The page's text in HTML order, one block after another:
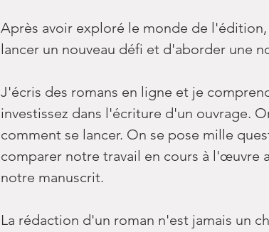
Après avoir exploré le monde de
lancer un nouveau défi et d'aborder une
J'écris des romans en ligne et je
investissez dans l'écriture d'un ouvrage.
comment se lancer. On se pose mille
comparer notre travail en cours à l'œuvre
notre manuscrit.
La rédaction d'un roman n'est jamais un